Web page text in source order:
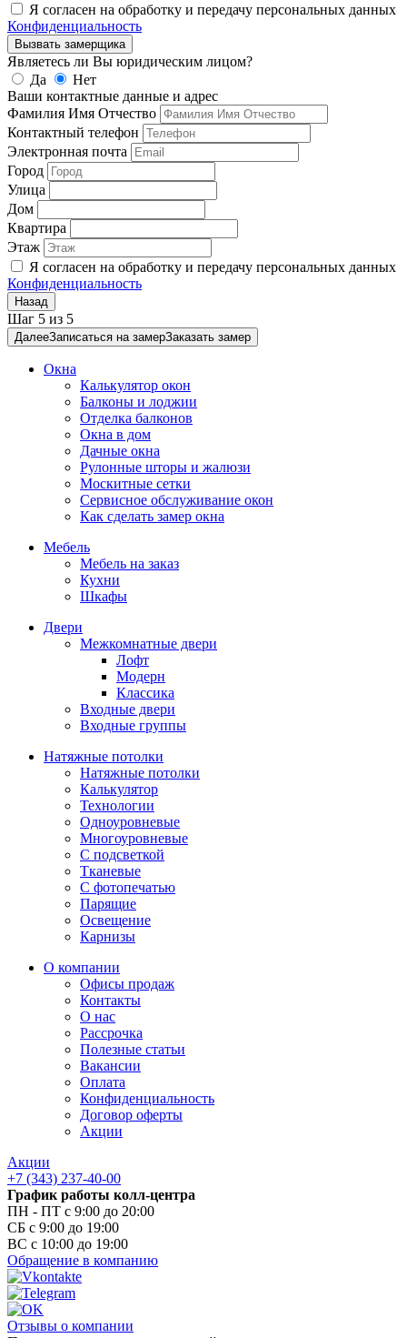
Я согласен на обработку и передачу персональных данных
Конфиденциальность
Вызвать замерщика
Являетесь ли Вы юридическим лицом?
Да
Нет
Ваши контактные данные и адрес
Фамилия Имя Отчество
Контактный телефон
Электронная почта
Город
Улица
Дом
Квартира
Этаж
Я согласен на обработку и передачу персональных данных
Конфиденциальность
Назад
Шаг 5 из 5
ДалееЗаписаться на замерЗаказать замер
Окна
Калькулятор окон
Балконы и лоджии
Отделка балконов
Окна в дом
Дачные окна
Рулонные шторы и жалюзи
Москитные сетки
Сервисное обслуживание окон
Как сделать замер окна
Мебель
Мебель на заказ
Кухни
Шкафы
Двери
Межкомнатные двери
Лофт
Модерн
Классика
Входные двери
Входные группы
Натяжные потолки
Натяжные потолки
Калькулятор
Технологии
Одноуровневые
Многоуровневые
С подсветкой
Тканевые
С фотопечатью
Парящие
Освещение
Карнизы
О компании
Офисы продаж
Контакты
О нас
Рассрочка
Полезные статьи
Вакансии
Оплата
Конфиденциальность
Договор оферты
Акции
Акции
+7 (343) 237-40-00
График работы колл-центра
ПН - ПТ с 9:00 до 20:00
СБ с 9:00 до 19:00
ВС с 10:00 до 19:00
Обращение в компанию
Отзывы о компании